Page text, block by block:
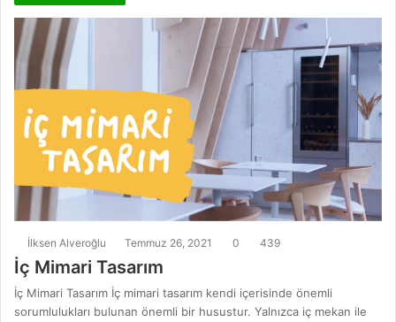
İlksen Alveroğlu Temmuz 26, 2021 0 439
İç Mimari Tasarım
İç Mimari Tasarım İç mimari tasarım kendi içerisinde önemli
sorumlulukları bulunan önemli bir husustur. Yalnızca iç mekan ile